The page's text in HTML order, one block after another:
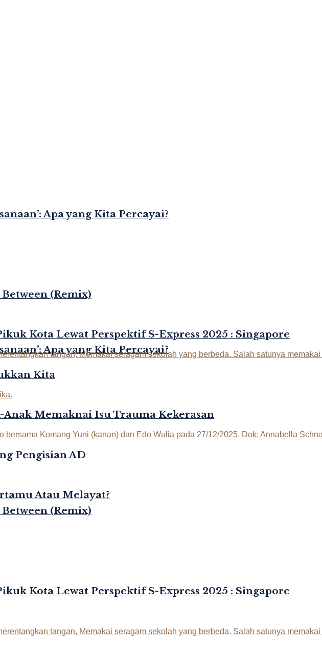
Apa yang Kita Percayai?
(Remix)
Kota Lewat Perspektif S-Express 2025 : Singapore
Apa yang Kita Percayai?
(Remix)
Kota Lewat Perspektif S-Express 2025 : Singapore
Kita
Memaknai Isu Trauma Kekerasan
Pengisian AD
Atau Melayat?